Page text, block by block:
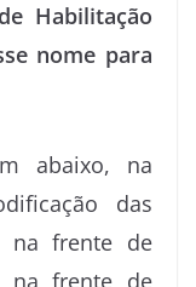
Habilitação
nome para
abaixo, na
das
na frente de